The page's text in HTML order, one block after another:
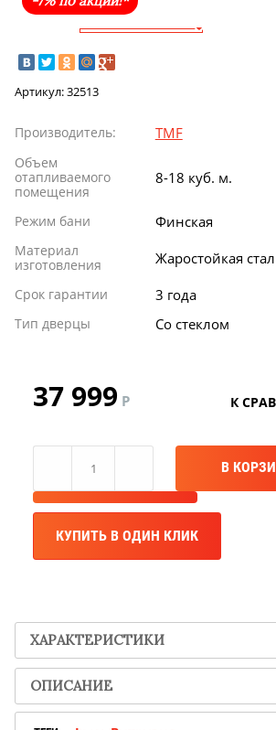
Акция TMF!
Успей купить "Легенду! по
Мангазея - первым
Акция TMF!
Доставим бесплатно
Артикул:32513
Производитель: TMF
Объем
отапливаемого
помещения
8-18 куб. м.
Режим бани Финская
Материал
изготовления
Жаростойкая
Срок гарантии 3 года
Тип дверцы Со стеклом
37 999 Р
В
КУПИТЬ В ОДИН КЛИК
ХАРАКТЕРИСТИКИ
ОПИСАНИЕ